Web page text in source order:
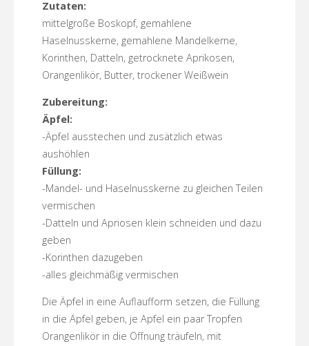
Zutaten:
mittelgroße Boskopf, gemahlene
Haselnusskerne, gemahlene Mandelkerne,
Korinthen, Datteln, getrocknete Aprikosen,
Orangenlikör, Butter, trockener Weißwein
Zubereitung:
Äpfel:
-Äpfel ausstechen und zusätzlich etwas
aushöhlen
Füllung:
-Mandel- und Haselnusskerne zu gleichen Teilen
vermischen
-Datteln und Apriosen klein schneiden und dazu
geben
-Korinthen dazugeben
-alles gleichmäßig vermischen
Die Äpfel in eine Auflaufform setzen, die Füllung
in die Äpfel geben, je Apfel ein paar Tropfen
Orangenlikör in die Öffnung träufeln, mit